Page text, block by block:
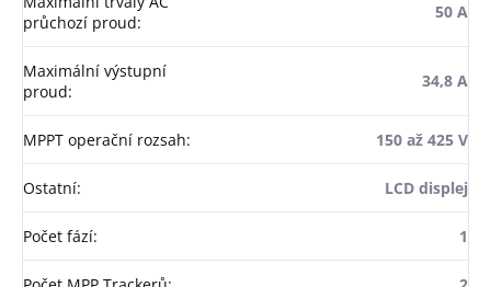
průchozí proud:
50 A
Maximální výstupní
proud:
34,8 A
MPPT operační rozsah: 150 až 425 V
Ostatní: LCD displej
Počet fází: 1